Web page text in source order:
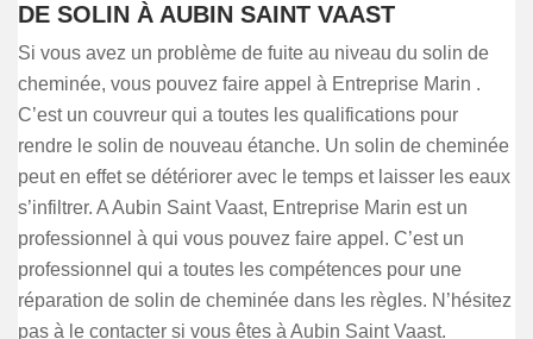
DE SOLIN À AUBIN SAINT VAAST
Si vous avez un problème de fuite au niveau du solin de
cheminée, vous pouvez faire appel à Entreprise Marin .
C’est un couvreur qui a toutes les qualifications pour
rendre le solin de nouveau étanche. Un solin de cheminée
peut en effet se détériorer avec le temps et laisser les eaux
s’infiltrer. A Aubin Saint Vaast, Entreprise Marin est un
professionnel à qui vous pouvez faire appel. C’est un
professionnel qui a toutes les compétences pour une
réparation de solin de cheminée dans les règles. N’hésitez
pas à le contacter si vous êtes à Aubin Saint Vaast.